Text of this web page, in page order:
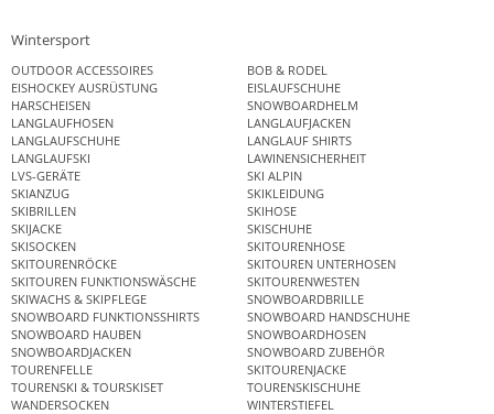
Wintersport
OUTDOOR ACCESSOIRES
BOB & RODEL
EISHOCKEY AUSRÜSTUNG
EISLAUFSCHUHE
HARSCHEISEN
SNOWBOARDHELM
LANGLAUFHOSEN
LANGLAUFJACKEN
LANGLAUFSCHUHE
LANGLAUF SHIRTS
LANGLAUFSKI
LAWINENSICHERHEIT
LVS-GERÄTE
SKI ALPIN
SKIANZUG
SKIKLEIDUNG
SKIBRILLEN
SKIHOSE
SKIJACKE
SKISCHUHE
SKISOCKEN
SKITOURENHOSE
SKITOURENRÖCKE
SKITOUREN UNTERHOSEN
SKITOUREN FUNKTIONSWÄSCHE
SKITOURENWESTEN
SKIWACHS & SKIPFLEGE
SNOWBOARDBRILLE
SNOWBOARD FUNKTIONSSHIRTS
SNOWBOARD HANDSCHUHE
SNOWBOARD HAUBEN
SNOWBOARDHOSEN
SNOWBOARDJACKEN
SNOWBOARD ZUBEHÖR
TOURENFELLE
SKITOURENJACKE
TOURENSKI & TOURSKISET
TOURENSKISCHUHE
WANDERSOCKEN
WINTERSTIEFEL